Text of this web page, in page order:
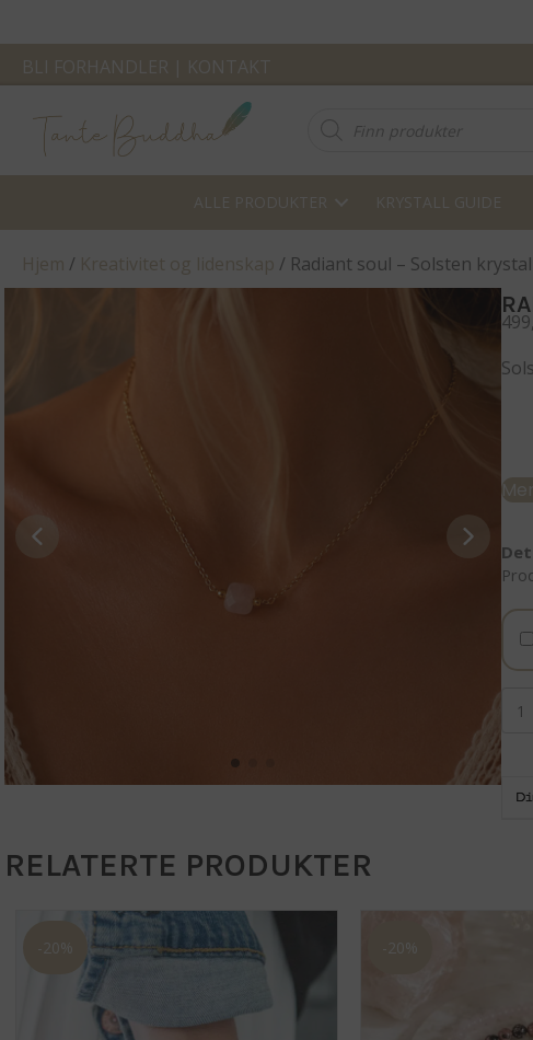
BLI FORHANDLER | KONTAKT
Products
search
ALLE PRODUKTER KRYSTALL GUIDE
Hjem / Kreativitet og lidenskap / Radiant soul – Solsten
soul
-
RELATERTE PRODUKTER
-20% -20%